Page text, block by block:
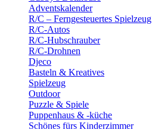
Adventskalender
R/C – Ferngesteuertes Spielzeug
R/C-Autos
R/C-Hubschrauber
R/C-Drohnen
Djeco
Basteln & Kreatives
Spielzeug
Outdoor
Puzzle & Spiele
Puppenhaus & -küche
Schönes fürs Kinderzimmer